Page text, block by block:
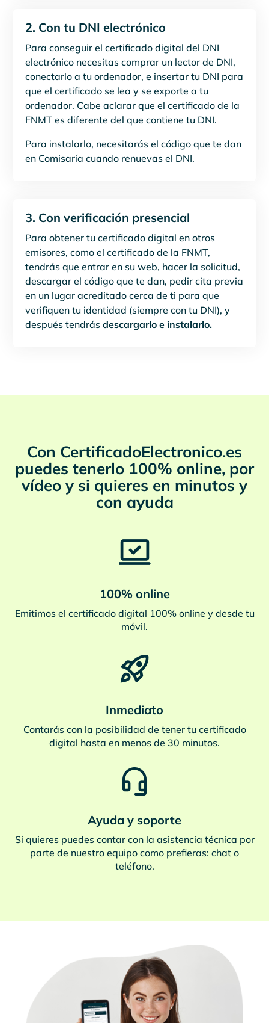
2. Con tu DNI electrónico
Para conseguir el certificado digital del DNI
electrónico necesitas comprar un lector de DNI,
conectarlo a tu ordenador, e insertar tu DNI para
que el certificado se lea y se exporte a tu
ordenador. Cabe aclarar que el certificado de la
FNMT es diferente del que contiene tu DNI.
Para instalarlo, necesitarás el código que te dan
en Comisaría cuando renuevas el DNI.
3. Con verificación presencial
Para obtener tu certificado digital en otros
emisores, como el certificado de la FNMT,
tendrás que entrar en su web, hacer la solicitud,
descargar el código que te dan, pedir cita previa
en un lugar acreditado cerca de ti para que
verifiquen tu identidad (siempre con tu DNI), y
después tendrásdescargarlo e instalarlo.
Con CertificadoElectronico.es
puedes tenerlo 100% online, por
vídeo y si quieres en minutos y
con ayuda
100% online
Emitimos el certificado digital 100% online y desde tu
móvil.
Inmediato
Contarás con la posibilidad de tener tu certificado
digital hasta en menos de 30 minutos.
Ayuda y soporte
Si quieres puedes contar con la asistencia técnica por
parte de nuestro equipo como prefieras: chat o
teléfono.